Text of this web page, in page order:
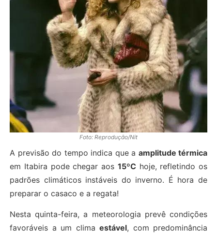
Foto: Reprodução/Nit
A previsão do tempo indica que a amplitude térmica
em Itabira pode chegar aos 15ºC hoje, refletindo os
padrões climáticos instáveis do inverno. É hora de
preparar o casaco e a regata!
Nesta quinta-feira, a meteorologia prevê condições
favoráveis a um clima estável, com predominância